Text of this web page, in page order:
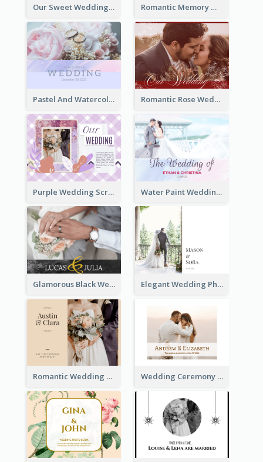
Our Sweet Wedding Photo Book Romantic Memory Wedding Photo Book
Pastel And Watercolor Wedding Photo Book Romantic Rose Wedding Photo Book
Purple Wedding Scrapping Photo Book Water Paint Wedding Photo Book
Glamorous Black Wedding Photo Book Elegant Wedding Photo Book
Romantic Wedding Anniversary Photo Book Wedding Ceremony Photo Book